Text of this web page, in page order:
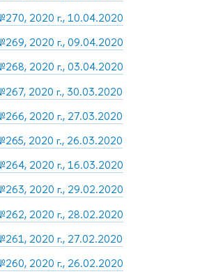
2020 г., 10.04.2020
2020 г., 09.04.2020
2020 г., 03.04.2020
2020 г., 30.03.2020
2020 г., 27.03.2020
2020 г., 26.03.2020
2020 г., 16.03.2020
2020 г., 29.02.2020
2020 г., 28.02.2020
2020 г., 27.02.2020
2020 г., 26.02.2020